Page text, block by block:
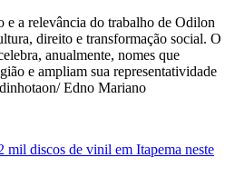
e a relevância do trabalho de Odilon
direito e transformação social. O
anualmente, nomes que
e ampliam sua representatividade
Edno Mariano
mil discos de vinil em Itapema neste